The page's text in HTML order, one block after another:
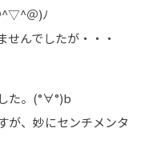
^▽^＠)ﾉ
んでしたが・・・
た。(°∀°)b
が、妙にセンチメンタ